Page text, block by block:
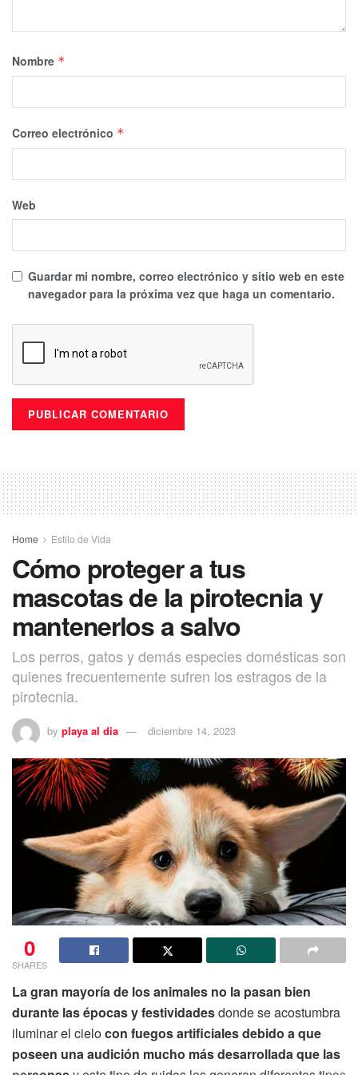
Nombre *
Correo electrónico *
Web
Guardar mi nombre, correo electrónico y sitio web en este
navegador para la próxima vez que haga un comentario.
Home Estilo de Vida
Cómo proteger a tus
mascotas de la pirotecnia y
mantenerlos a salvo
Los perros, gatos y demás especies domésticas son
quienes frecuentemente sufren los estragos de la
pirotecnia.
by playa al dia diciembre 14, 2023
0
SHARES
La gran mayoría de los animales no la pasan bien
durante las épocas y festividadesdonde se acostumbra
iluminar el cielocon fuegos artificiales debido a que
poseen una audición mucho más desarrollada que las